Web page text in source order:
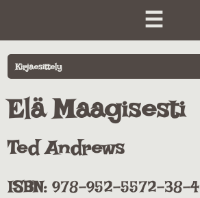
☰
Kirjaesittely
Elä Maagisesti
Ted Andrews
ISBN:978-952-5572-38-4